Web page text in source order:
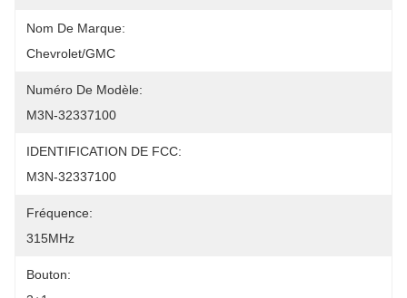
Nom De Marque:
Chevrolet/GMC
Numéro De Modèle:
M3N-32337100
IDENTIFICATION DE FCC:
M3N-32337100
Fréquence:
315MHz
Bouton: